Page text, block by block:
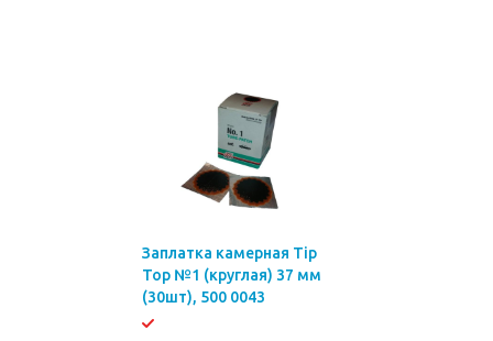
Заплатка камерная Tip
Top №1 (круглая) 37 мм
(30шт), 500 0043